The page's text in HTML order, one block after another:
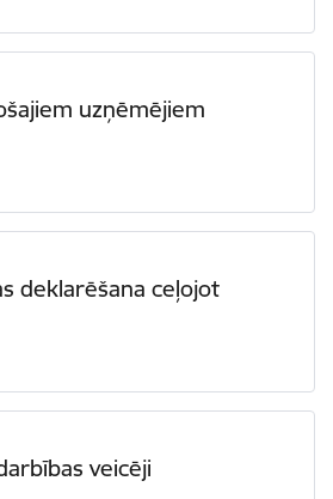
uzņēmējiem
deklarēšana ceļojot
veicēji